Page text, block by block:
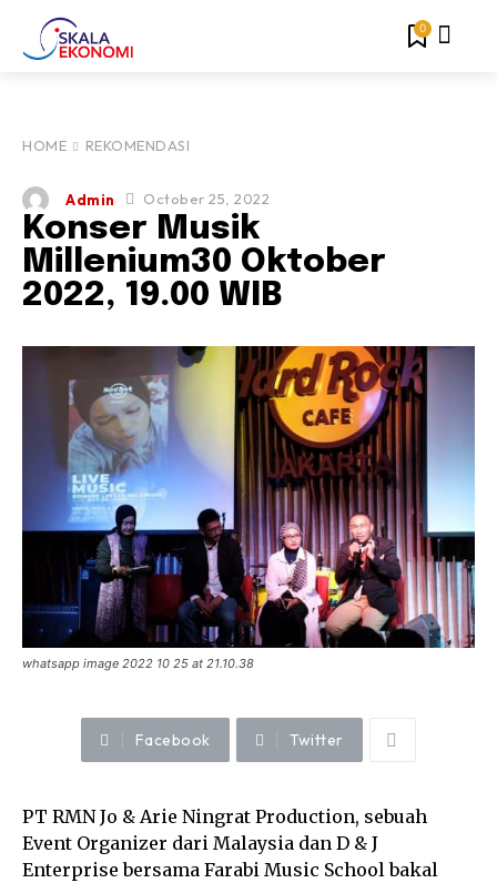
0
HOME REKOMENDASI
Admin October 25, 2022
Konser Musik
Millenium30 Oktober
2022, 19.00 WIB
whatsapp image 2022 10 25 at 21.10.38
Facebook Twitter
PT RMN Jo & Arie Ningrat Production, sebuah
Event Organizer dari Malaysia dan D & J
Enterprise bersama Farabi Music School bakal